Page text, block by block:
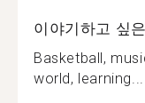
이야기하고 싶
Basketball,
world, learning...